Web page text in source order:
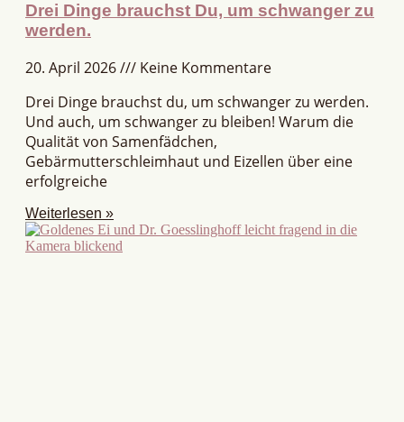
Drei Dinge brauchst Du, um schwanger zu
werden.
20. April 2026
Keine Kommentare
Drei Dinge brauchst du, um schwanger zu werden.
Und auch, um schwanger zu bleiben! Warum die
Qualität von Samenfädchen,
Gebärmutterschleimhaut und Eizellen über eine
erfolgreiche
Weiterlesen »